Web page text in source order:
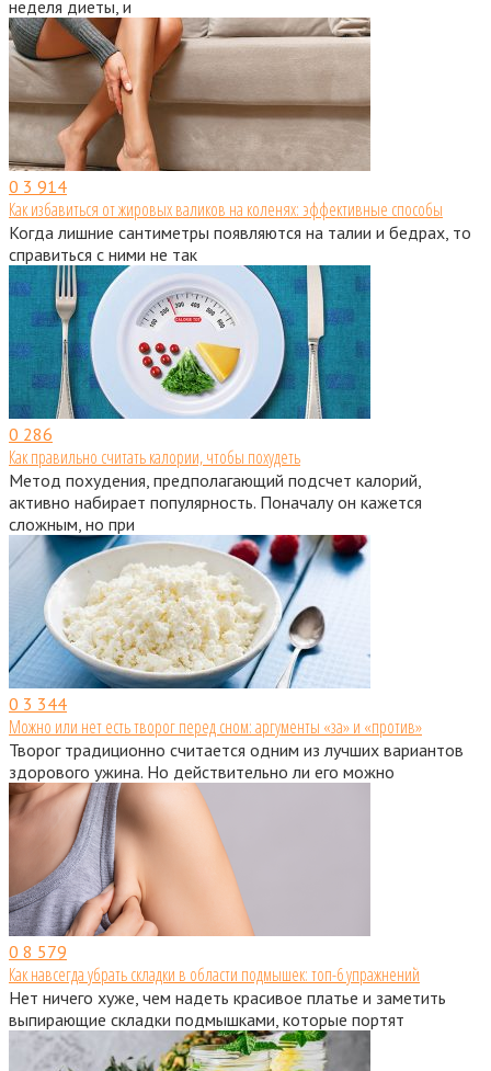
неделя диеты, и
0 3 914
Как избавиться от жировых валиков на коленях: эффективные способы
Когда лишние сантиметры появляются на талии и бедрах, то
справиться с ними не так
0 286
Как правильно считать калории, чтобы похудеть
Метод похудения, предполагающий подсчет калорий,
активно набирает популярность. Поначалу он кажется
сложным, но при
0 3 344
Можно или нет есть творог перед сном: аргументы «за» и «против»
Творог традиционно считается одним из лучших вариантов
здорового ужина. Но действительно ли его можно
0 8 579
Как навсегда убрать складки в области подмышек: топ-6 упражнений
Нет ничего хуже, чем надеть красивое платье и заметить
выпирающие складки подмышками, которые портят